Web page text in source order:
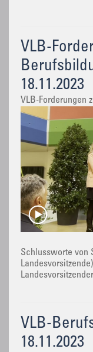
VLB-
18.11.2023
VLB-Forderungen
Schlussworte von
VLB-
18.11.2023